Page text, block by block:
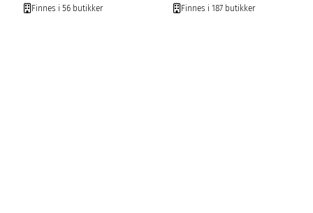
Finnes i 56 butikker
Finnes i 187 butikker